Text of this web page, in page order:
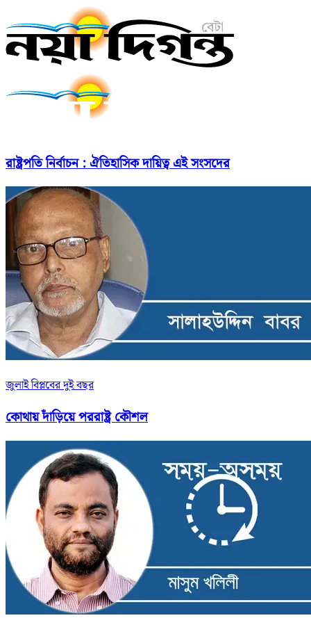
রাষ্ট্রপতি নির্বাচন : ঐতিহাসিক দায়িত্ব এই সংসদের
জুলাই বিপ্লবের দুই বছর
কোথায় দাঁড়িয়ে পররাষ্ট্র কৌশল